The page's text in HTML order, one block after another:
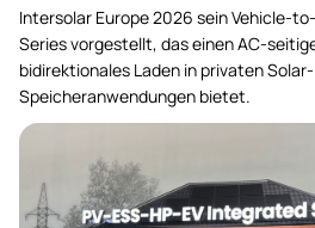
Intersolar Europe 2026 sein Vehicle-
Series vorgestellt, das einen AC-
bidirektionales Laden in privaten
Speicheranwendungen bietet.